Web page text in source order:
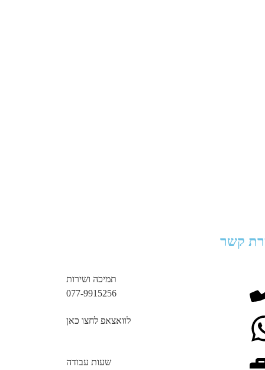
קשר
תמיכה ושירות
077-9915256
לוואצאפ לחצו כאן
שעות עבודה